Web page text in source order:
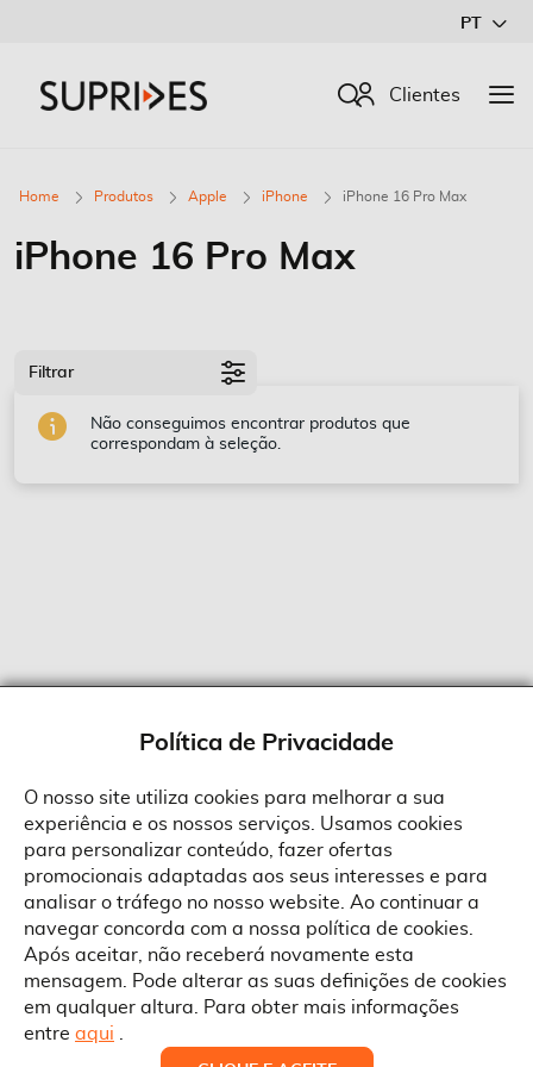
Conteúdo
PT
Procurar
Clientes
Home Produtos Apple iPhone iPhone 16 Pro Max
iPhone 16 Pro Max
Não conseguimos encontrar produtos que
correspondam à seleção.
Filtrar
Política de Privacidade
O nosso site utiliza cookies para melhorar a sua
experiência e os nossos serviços. Usamos cookies
para personalizar conteúdo, fazer ofertas
promocionais adaptadas aos seus interesses e para
analisar o tráfego no nosso website. Ao continuar a
navegar concorda com a nossa política de cookies.
Após aceitar, não receberá novamente esta
mensagem. Pode alterar as suas definições de cookies
em qualquer altura. Para obter mais informações
entre aqui
Sobre a Suprides
Quem Somos
Informações
Termos e Condições
Condições Gerais de Venda
Serviço Pós-Venda
Pedido RMA
Contactos
Morada
Rua Gonçalves Zarco, 1837
Copyright © Suprides 2026 - Powered by Toogas with
Política de Cookies
Ao aceitar a política de cookies da Suprides deverá ter em consideração
que a utilização de cookies possibilita a personalização da utilização e a
apresentação de serviços e ofertas adaptadas ao seu interesses. Pode
alterar as suas definições de cookies a qualquer altura.